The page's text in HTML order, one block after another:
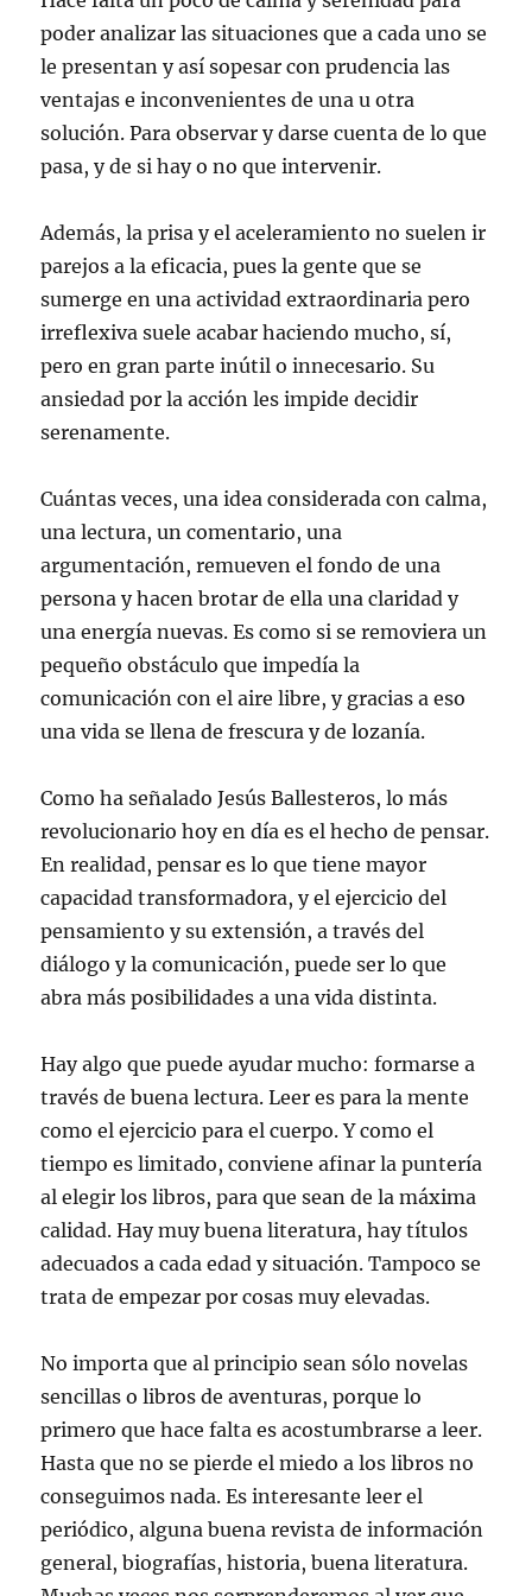
poder analizar las situaciones que a cada uno se
le presentan y así sopesar con prudencia las
ventajas e inconvenientes de una u otra
solución. Para observar y darse cuenta de lo que
pasa, y de si hay o no que intervenir.
Además, la prisa y el aceleramiento no suelen ir
parejos a la eficacia, pues la gente que se
sumerge en una actividad extraordinaria pero
irreflexiva suele acabar haciendo mucho, sí,
pero en gran parte inútil o innecesario. Su
ansiedad por la acción les impide decidir
serenamente.
Cuántas veces, una idea considerada con calma,
una lectura, un comentario, una
argumentación, remueven el fondo de una
persona y hacen brotar de ella una claridad y
una energía nuevas. Es como si se removiera un
pequeño obstáculo que impedía la
comunicación con el aire libre, y gracias a eso
una vida se llena de frescura y de lozanía.
Como ha señalado Jesús Ballesteros, lo más
revolucionario hoy en día es el hecho de pensar.
En realidad, pensar es lo que tiene mayor
capacidad transformadora, y el ejercicio del
pensamiento y su extensión, a través del
diálogo y la comunicación, puede ser lo que
abra más posibilidades a una vida distinta.
Hay algo que puede ayudar mucho: formarse a
través de buena lectura. Leer es para la mente
como el ejercicio para el cuerpo. Y como el
tiempo es limitado, conviene afinar la puntería
al elegir los libros, para que sean de la máxima
calidad. Hay muy buena literatura, hay títulos
adecuados a cada edad y situación. Tampoco se
trata de empezar por cosas muy elevadas.
No importa que al principio sean sólo novelas
sencillas o libros de aventuras, porque lo
primero que hace falta es acostumbrarse a leer.
Hasta que no se pierde el miedo a los libros no
conseguimos nada. Es interesante leer el
periódico, alguna buena revista de información
general, biografías, historia, buena literatura.